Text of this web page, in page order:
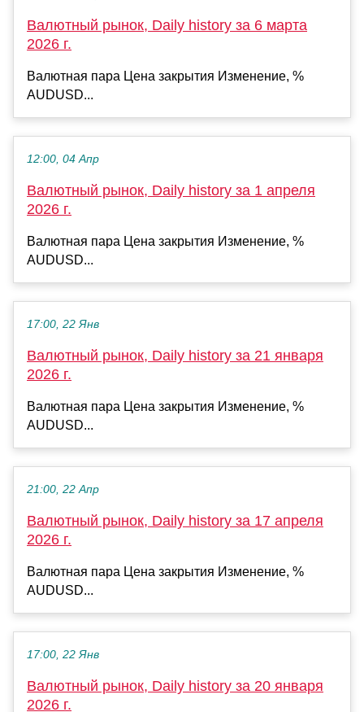
Валютный рынок, Daily history за 6 марта
2026 г.
Валютная пара Цена закрытия Изменение, %
AUDUSD...
12:00, 04 Апр
Валютный рынок, Daily history за 1 апреля
2026 г.
Валютная пара Цена закрытия Изменение, %
AUDUSD...
17:00, 22 Янв
Валютный рынок, Daily history за 21 января
2026 г.
Валютная пара Цена закрытия Изменение, %
AUDUSD...
21:00, 22 Апр
Валютный рынок, Daily history за 17 апреля
2026 г.
Валютная пара Цена закрытия Изменение, %
AUDUSD...
17:00, 22 Янв
Валютный рынок, Daily history за 20 января
2026 г.